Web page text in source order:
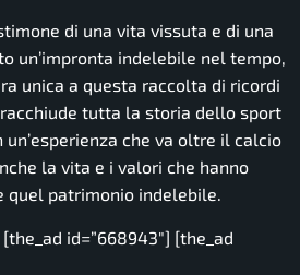
di una vita vissuta e di una
un’impronta indelebile nel tempo,
unica a questa raccolta di ricordi
tutta la storia dello sport
che va oltre il calcio
la vita e i valori che hanno
quel patrimonio indelebile.
id=”668943″] [the_ad